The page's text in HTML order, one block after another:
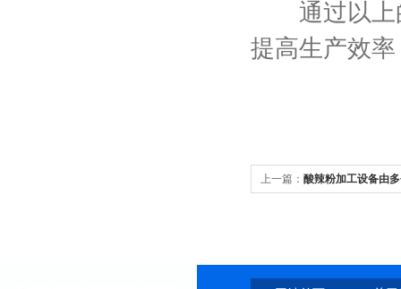
通过以上的
提高生产效
上一篇： 酸辣粉加工设备由